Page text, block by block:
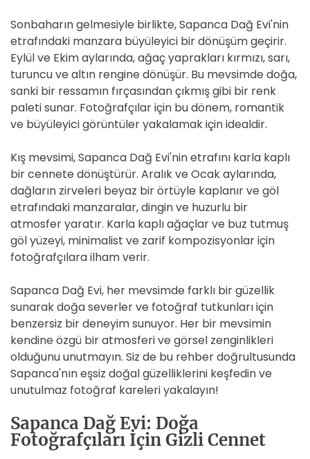
Sonbaharın gelmesiyle birlikte, Sapanca Dağ Evi'nin
etrafındaki manzara büyüleyici bir dönüşüm geçirir.
Eylül ve Ekim aylarında, ağaç yaprakları kırmızı, sarı,
turuncu ve altın rengine dönüşür. Bu mevsimde doğa,
sanki bir ressamın fırçasından çıkmış gibi bir renk
paleti sunar. Fotoğrafçılar için bu dönem, romantik
ve büyüleyici görüntüler yakalamak için idealdir.
Kış mevsimi, Sapanca Dağ Evi'nin etrafını karla kaplı
bir cennete dönüştürür. Aralık ve Ocak aylarında,
dağların zirveleri beyaz bir örtüyle kaplanır ve göl
etrafındaki manzaralar, dingin ve huzurlu bir
atmosfer yaratır. Karla kaplı ağaçlar ve buz tutmuş
göl yüzeyi, minimalist ve zarif kompozisyonlar için
fotoğrafçılara ilham verir.
Sapanca Dağ Evi, her mevsimde farklı bir güzellik
sunarak doğa severler ve fotoğraf tutkunları için
benzersiz bir deneyim sunuyor. Her bir mevsimin
kendine özgü bir atmosferi ve görsel zenginlikleri
olduğunu unutmayın. Siz de bu rehber doğrultusunda
Sapanca'nın eşsiz doğal güzelliklerini keşfedin ve
unutulmaz fotoğraf kareleri yakalayın!
Sapanca Dağ Evi: Doğa
Fotoğrafçıları İçin Gizli Cennet